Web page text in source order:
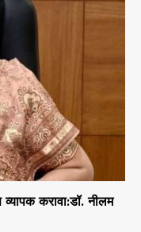
करावा:डॉ. नीलम